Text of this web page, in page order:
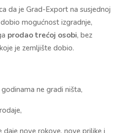
da je Grad-Export na susjednoj
mogućnost izgradnje,
prodao trećoj osobi, bez
je zemljište dobio.
ne gradi ništa,
daje nove rokove, nove prilike i